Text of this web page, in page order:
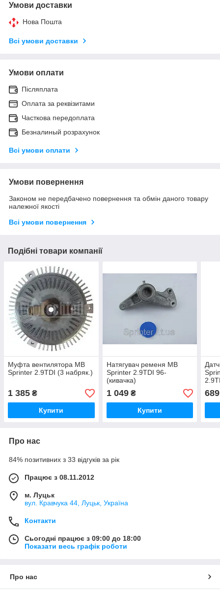
Умови доставки
Нова Пошта
Всі умови доставки
Умови оплати
Післяплата
Оплата за реквізитами
Часткова передоплата
Безналиный розрахунок
Всі умови оплати
Умови повернення
Законом не передбачено повернення та обмін даного товару
належної якості
Всі умови повернення
Подібні товари компанії
Муфта вентилятора MB
Sprinter 2.9TDI (3 набряк.)
1 385 ₴
Купити
Натягувач ременя MB
Sprinter 2.9TDI 96-
(кивачка)
1 049₴
Купити
689
Про нас
84% позитивних з 33 відгуків за рік
Працює з 08.11.2012
м. Луцьк
вул. Кравчука 44, Луцьк, Україна
Контакти
Сьогодні працює з 09:00 до 18:00
Показати весь графік роботи
Про нас